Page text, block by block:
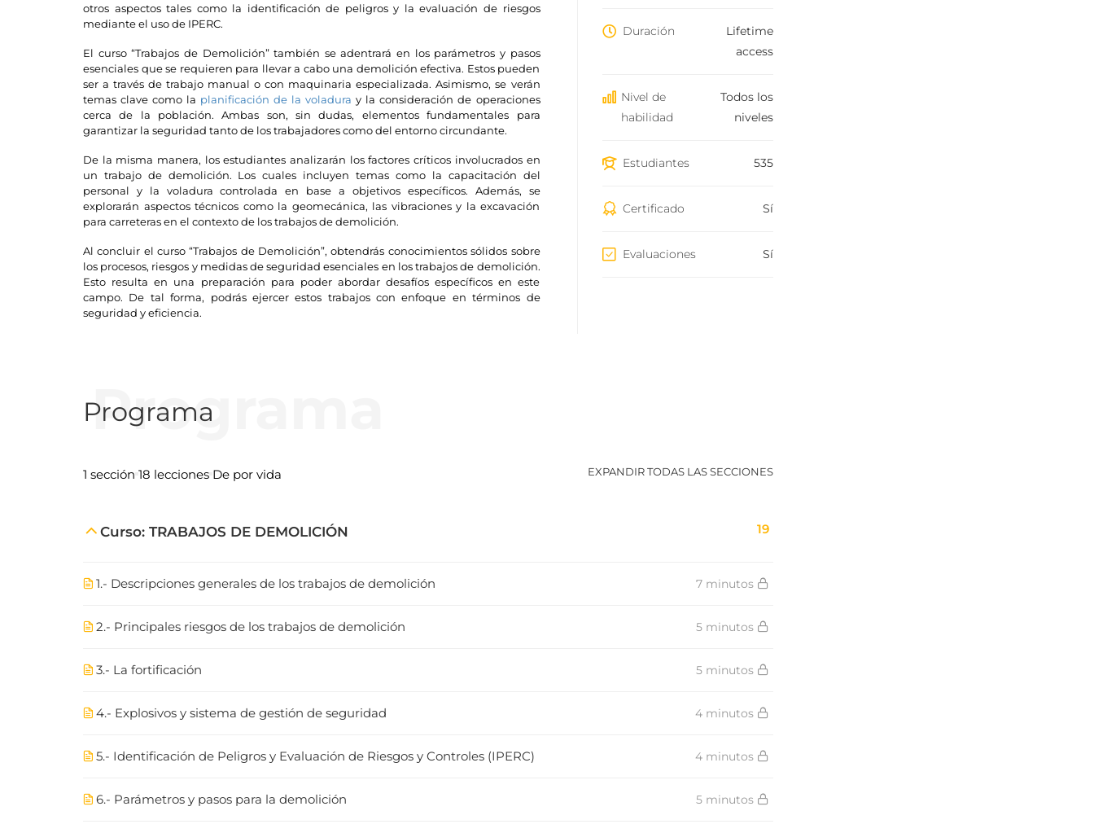
otros aspectos tales como la identificación de peligros y la evaluación de riesgos
mediante el uso de IPERC.
El curso “Trabajos de Demolición” también se adentrará en los parámetros y pasos
esenciales que se requieren para llevar a cabo una demolición efectiva. Estos pueden
ser a través de trabajo manual o con maquinaria especializada. Asimismo, se verán
temas clave como la planificación de la voladura y la consideración de operaciones
cerca de la población. Ambas son, sin dudas, elementos fundamentales para
garantizar la seguridad tanto de los trabajadores como del entorno circundante.
De la misma manera, los estudiantes analizarán los factores críticos involucrados en
un trabajo de demolición. Los cuales incluyen temas como la capacitación del
personal y la voladura controlada en base a objetivos específicos. Además, se
explorarán aspectos técnicos como la geomecánica, las vibraciones y la excavación
para carreteras en el contexto de los trabajos de demolición.
Al concluir el curso “Trabajos de Demolición”, obtendrás conocimientos sólidos sobre
los procesos, riesgos y medidas de seguridad esenciales en los trabajos de demolición.
Esto resulta en una preparación para poder abordar desafíos específicos en este
campo. De tal forma, podrás ejercer estos trabajos con enfoque en términos de
seguridad y eficiencia.
Duración
Lifetime
access
Nivel de
habilidad
Todos los
niveles
Estudiantes 535
Certificado Sí
Evaluaciones Sí
Programa
Programa
1 sección 18 lecciones De por vida EXPANDIR TODAS LAS SECCIONES
Curso: TRABAJOS DE DEMOLICIÓN 19
1.- Descripciones generales de los trabajos de demolición 7 minutos
2.- Principales riesgos de los trabajos de demolición 5 minutos
3.- La fortificación 5 minutos
4.- Explosivos y sistema de gestión de seguridad 4 minutos
5.- Identificación de Peligros y Evaluación de Riesgos y Controles (IPERC) 4 minutos
6.- Parámetros y pasos para la demolición 5 minutos